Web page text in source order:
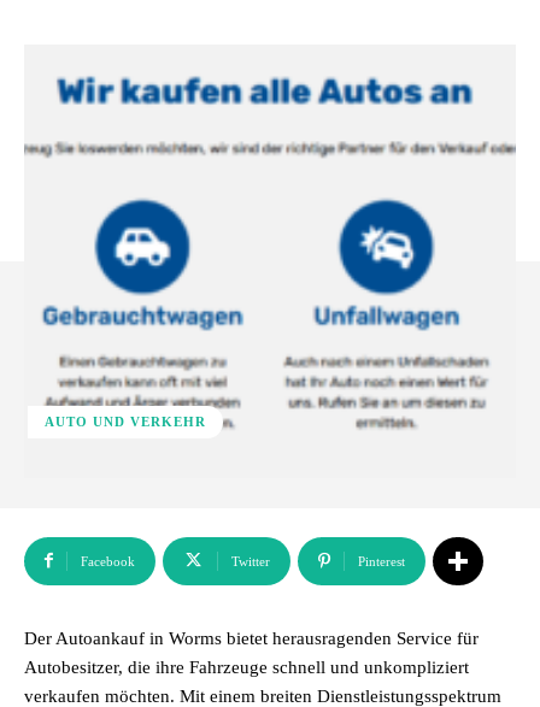
AUTO UND VERKEHR
Facebook Twitter Pinterest
Der Autoankauf in Worms bietet herausragenden Service für
Autobesitzer, die ihre Fahrzeuge schnell und unkompliziert
verkaufen möchten. Mit einem breiten Dienstleistungsspektrum